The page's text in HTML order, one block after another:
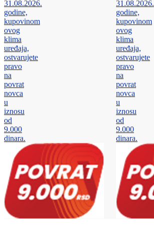
31.08.2026.
godine,
kupovinom
ovog
klima
uređaja,
ostvarujete
pravo
na
povrat
novca
u
iznosu
od
9.000
dinara.
31.08.2026.
godine,
kupovinom
ovog
klima
uređaja,
ostvarujete
pravo
na
povrat
novca
u
iznosu
od
9.000
dinara.